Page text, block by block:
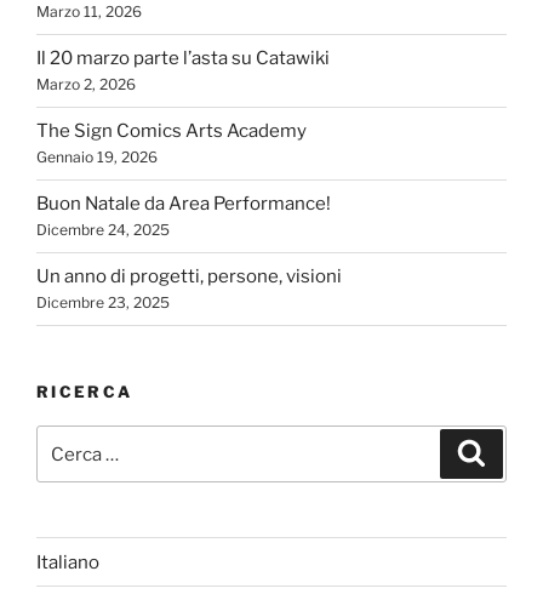
Marzo 11, 2026
Il 20 marzo parte l’asta su Catawiki
Marzo 2, 2026
The Sign Comics Arts Academy
Gennaio 19, 2026
Buon Natale da Area Performance!
Dicembre 24, 2025
Un anno di progetti, persone, visioni
Dicembre 23, 2025
RICERCA
Italiano